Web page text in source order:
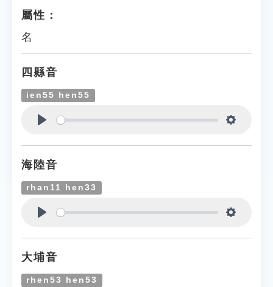
屬性：
名
四縣音
ien55 hen55
海陸音
rhan11 hen33
大埔音
rhen53 hen53